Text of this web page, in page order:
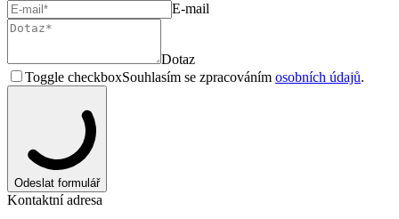
E-mail
Dotaz
Toggle checkboxSouhlasím se zpracováním osobních údajů.
Odeslat formulář
Kontaktní adresa